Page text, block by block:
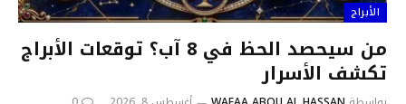
الأبراج
من سيحصد الحظ في 8 آب؟ توقعات الأبراج
تكشف الأسرار